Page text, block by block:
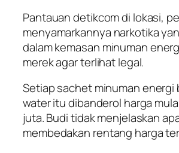
Pantauan detikcom di lokasi,
menyamarkannya narkotika
dalam kemasan minuman
merek agar terlihat legal.
Setiap sachet minuman energi
water itu dibanderol harga
juta. Budi tidak menjelaskan
membedakan rentang harga